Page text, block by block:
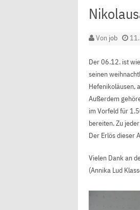
Von job
Der 06.12. ist
seinen
Hefenikoläusen,
Außerdem
im Vorfeld für
bereiten. Zu
Der Erlös dieser
Vielen Dank an
(Annika Lud